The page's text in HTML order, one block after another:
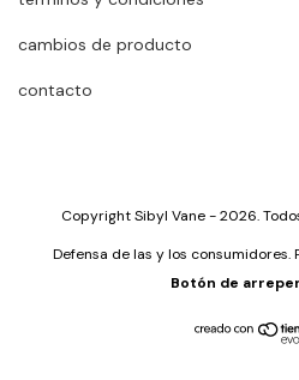
cambios de producto
contacto
Copyright Sibyl Vane - 2026.
Defensa de las y los consumidores.
Botón de